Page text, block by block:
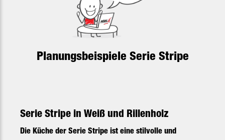
Planungsbeispiele Serie Stripe
Serie Stripe in Weiß und Rillenholz
Die Küche der Serie Stripe ist eine stilvolle und